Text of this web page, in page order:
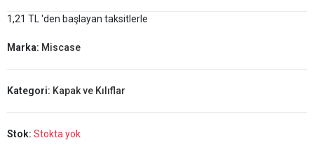
1,21 TL 'den başlayan taksitlerle
Marka: Miscase
Kategori: Kapak ve Kılıflar
Stok: Stokta yok